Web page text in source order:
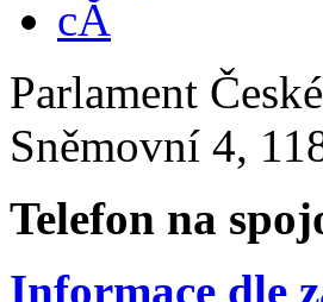
Parlament
Sněmovní 4,
Telefon na
Informace dle